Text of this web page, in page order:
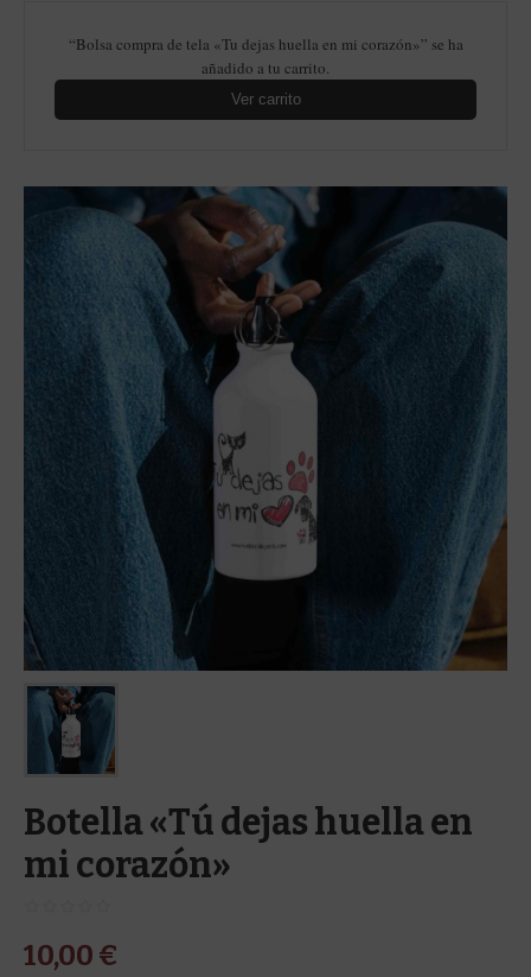
“Bolsa compra de tela «Tu dejas huella en mi corazón»” se ha
añadido a tu carrito.
Ver carrito
Botella «Tú dejas huella en
mi corazón»
10,00 €